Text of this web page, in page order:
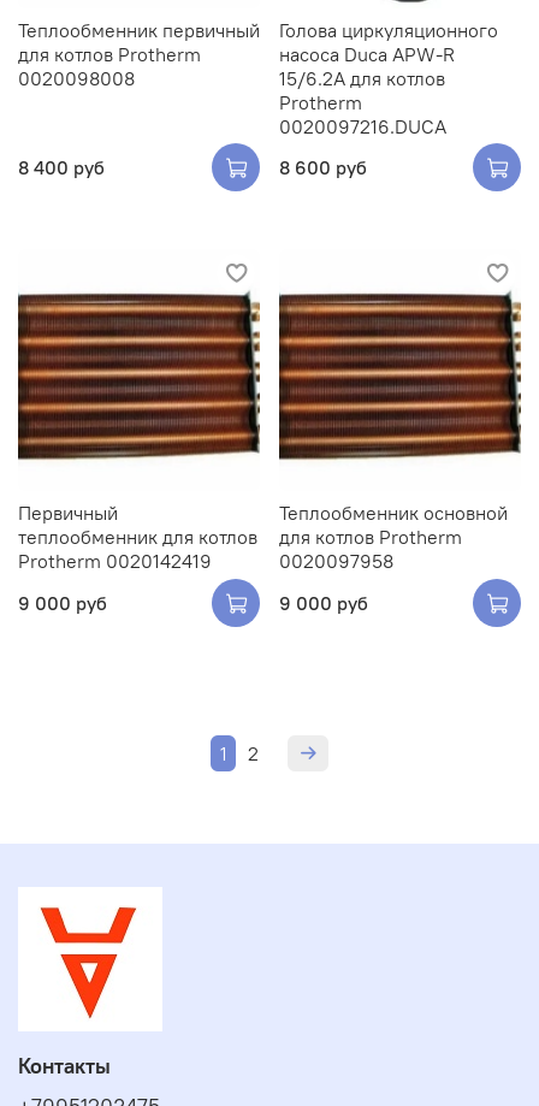
Теплообменник первичный
для котлов Protherm
0020098008
8 400 руб
Голова циркуляционного
насоса Duca APW-R
15/6.2А для котлов
Protherm
0020097216.DUCA
8 600 руб
Первичный
теплообменник для котлов
Protherm 0020142419
9 000 руб
Теплообменник основной
для котлов Protherm
0020097958
9 000 руб
1 2
Контакты